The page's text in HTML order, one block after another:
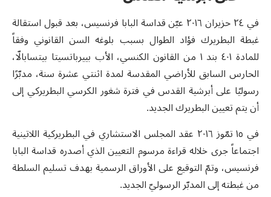
في ٢٤ حزيران ٢٠١٦ عيّن قداسة البابا فرنسيس، بعد قبول استقالة
غبطة البطريرك فؤاد الطوال بسبب بلوغه السن القانوني وفقاً
للمادة ٤٠١ بند ١ من القانون الكنسي، الأب بييرباتسيتا بيتسابالّا،
الحارس السابق للأراضي المقدسة لمدة اثنتي عشرة سنة، مدبّرًا
رسوليًا على أبرشية القدس في فترة شغور الكرسي البطريركي إلى
أن يتم تعيين البطريرك الجديد.
في ١٥ تمّوز ٢٠١٦ عقد المجلس الاستشاري في البطريركية اللاتينية
اجتماعاً جرى خلاله قراءة مرسوم التعيين الذي أصدره قداسة البابا
فرنسيس، وتمّ التوقيع على الأوراق الرسمية بهدف تسليم السلطة
من غبطته إلى المدبّر الرسوليّ الجديد.